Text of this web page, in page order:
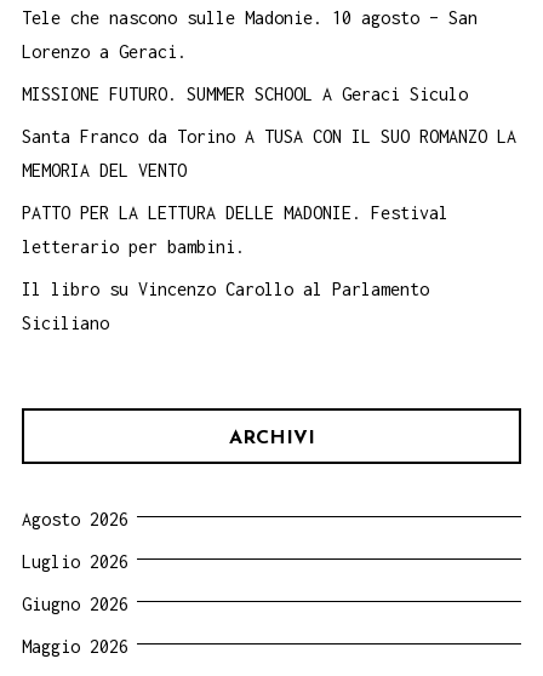
Tele che nascono sulle Madonie. 10 agosto – San
Lorenzo a Geraci.
MISSIONE FUTURO. SUMMER SCHOOL A Geraci Siculo
Santa Franco da Torino A TUSA CON IL SUO ROMANZO LA
MEMORIA DEL VENTO
PATTO PER LA LETTURA DELLE MADONIE. Festival
letterario per bambini.
Il libro su Vincenzo Carollo al Parlamento
Siciliano
ARCHIVI
Agosto 2026
Luglio 2026
Giugno 2026
Maggio 2026